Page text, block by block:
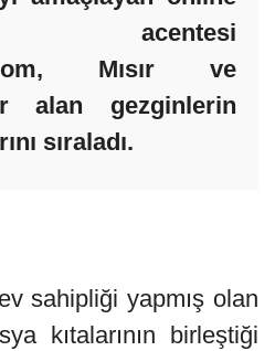
acentesi
Mısır ve
alan gezginlerin
sıraladı.
sahipliği yapmış olan
kıtalarının birleştiği